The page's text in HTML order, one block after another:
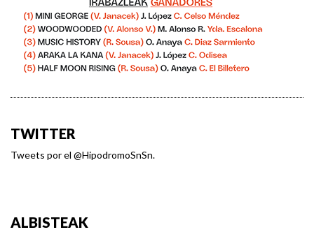
TWITTER
Tweets por el @HipodromoSnSn.
ALBISTEAK